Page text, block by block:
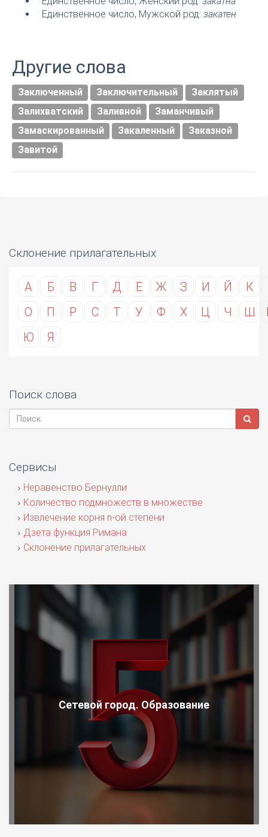
Единственное число, Мужской род: закатен
Другие слова
Заключенный Заключительный
Заклятый
Залихватский
Заливной
Заманчивый
Замаскированный
Закаленный
Заказной
Завитой
Склонение прилагательных
А Б В Г Д Е Ж З И Й К
О
П Р С Т У Ф Х Ц Ч Ш
Ю
Я
Поиск слова
Сервисы
Неравенство Бернулли
Количество подмножеств в множестве
Извлечение корня n-ой степени
Дзета функция Римана
Склонение прилагательных
Сетевой город. Образование